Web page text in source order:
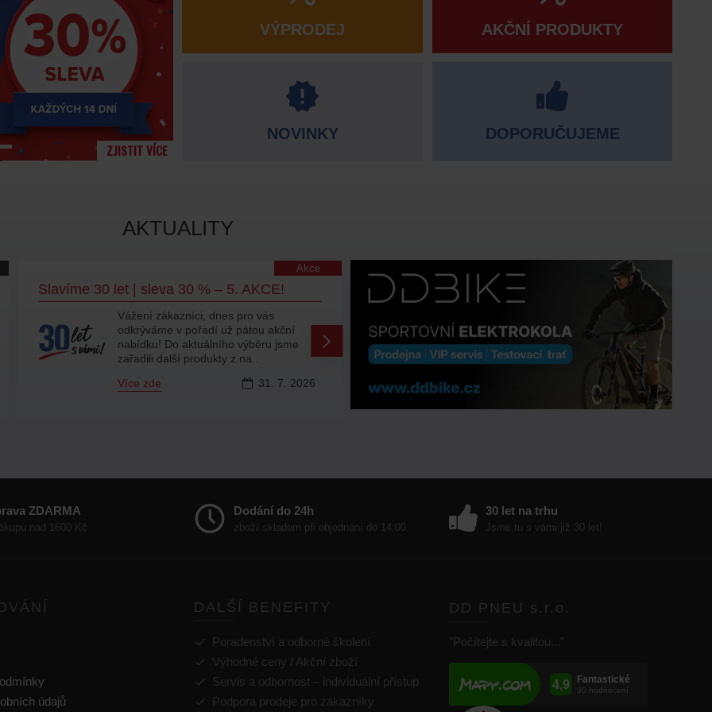
ZJISTIT VÍCE
VÝPRODEJ
NOVINKY
AKČNÍ PRODUKTY
DOPORUČUJEME
AKTUALITY
Slavíme 30 let | sleva 30 % – 4. AKCE!
Akce
16. 7. 2026
Vážení zákazníci, slavit rozhodně
nepřestáváme a přinášíme vám
další porci produktů se slevou 30 %. Ať
už chcete jen doplnit záso..
Více zde
ZDARMA
nad 1600 Kč
Dodání do 24h
zboží skladem při objednání do 14:00
30 let na trhu
Jsme tu s vámi již 30 let!
údajů
DALŠÍ BENEFITY
Poradenství a odborné školení
Výhodné ceny / Akční zboží
Servis a odbornost – individuální přístup
Podpora prodeje pro zákazníky
DD PNEU s.r.o.
"Počítejte s kvalitou..."